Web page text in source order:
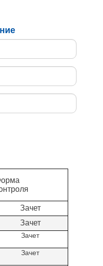
Зачет
Зачет
Зачет
Зачет